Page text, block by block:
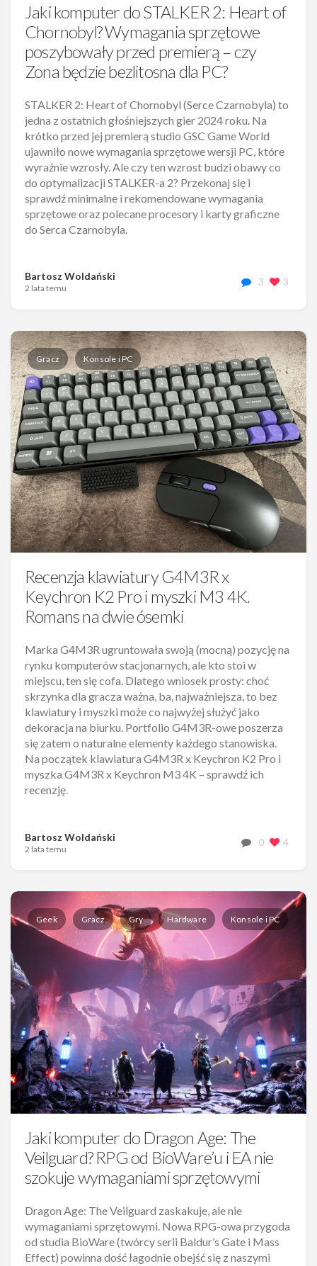
Jaki komputer do STALKER 2: Heart of
Chornobyl? Wymagania sprzętowe
poszybowały przed premierą – czy
Zona będzie bezlitosna dla PC?
STALKER 2: Heart of Chornobyl (Serce Czarnobyla) to
jedna z ostatnich głośniejszych gier 2024 roku. Na
krótko przed jej premierą studio GSC Game World
ujawniło nowe wymagania sprzętowe wersji PC, które
wyraźnie wzrosły. Ale czy ten wzrost budzi obawy co
do optymalizacji STALKER-a 2? Przekonaj się i
sprawdź minimalne i rekomendowane wymagania
sprzętowe oraz polecane procesory i karty graficzne
do Serca Czarnobyla.
Bartosz Woldański
2 lata temu
3 3
Gracz Konsole i PC
Recenzja klawiatury G4M3R x
Keychron K2 Pro i myszki M3 4K.
Romans na dwie ósemki
Marka G4M3R ugruntowała swoją (mocną) pozycję na
rynku komputerów stacjonarnych, ale kto stoi w
miejscu, ten się cofa. Dlatego wniosek prosty: choć
skrzynka dla gracza ważna, ba, najważniejsza, to bez
klawiatury i myszki może co najwyżej służyć jako
dekoracja na biurku. Portfolio G4M3R-owe poszerza
się zatem o naturalne elementy każdego stanowiska.
Na początek klawiatura G4M3R x Keychron K2 Pro i
myszka G4M3R x Keychron M3 4K – sprawdź ich
recenzję.
Bartosz Woldański
2 lata temu
0 4
Geek Gracz Gry Hardware Konsole i PC
Jaki komputer do Dragon Age: The
Veilguard? RPG od BioWare’u i EA nie
szokuje wymaganiami sprzętowymi
Dragon Age: The Veilguard zaskakuje, ale nie
wymaganiami sprzętowymi. Nowa RPG-owa przygoda
od studia BioWare (twórcy serii Baldur’s Gate i Mass
Effect) powinna dość łagodnie obejść się z naszymi